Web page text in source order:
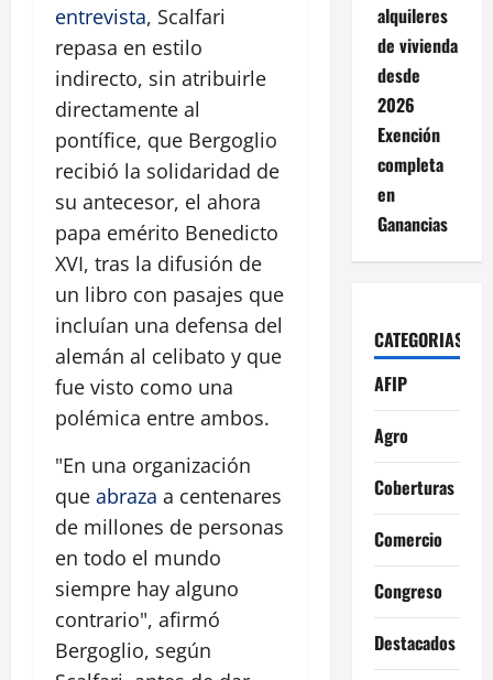
entrevista, Scalfari
repasa en estilo
indirecto, sin atribuirle
directamente al
pontífice, que Bergoglio
recibió la solidaridad de
su antecesor, el ahora
papa emérito Benedicto
XVI, tras la difusión de
un libro con pasajes que
incluían una defensa del
alemán al celibato y que
fue visto como una
polémica entre ambos.
"En una organización
que abraza a centenares
de millones de personas
en todo el mundo
siempre hay alguno
contrario", afirmó
Bergoglio, según
alquileres
de vivienda
desde
2026
Exención
completa
en
Ganancias
CATEGORIAS
AFIP
Agro
Coberturas
Comercio
Congreso
Destacados